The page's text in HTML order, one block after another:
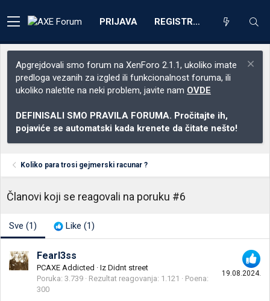
PRIJAVA REGISTRACIJA
Apgrejdovali smo forum na XenForo 2.1.1, ukoliko imate
predloga vezanih za izgled ili funkcionalnost foruma, ili
ukoliko naletite na neki problem, javite nam OVDE
DEFINISALI SMO PRAVILA FORUMA. Pročitajte ih,
pojaviće se automatski kada krenete da čitate nešto!
Koliko para trosi gejmerski racunar ?
Članovi koji se reagovali na poruku #6
Sve (1) Like (1)
19.08.2024.
Fearl3ss
PCAXE Addicted · Iz Didnt street
Poruka 3.739 Rezultat reagovanja 1.121
Poena
300